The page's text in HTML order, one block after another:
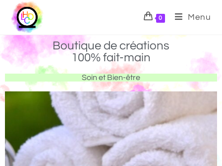
0 Menu
Boutique de créations
100% fait-main
Soin et Bien-être